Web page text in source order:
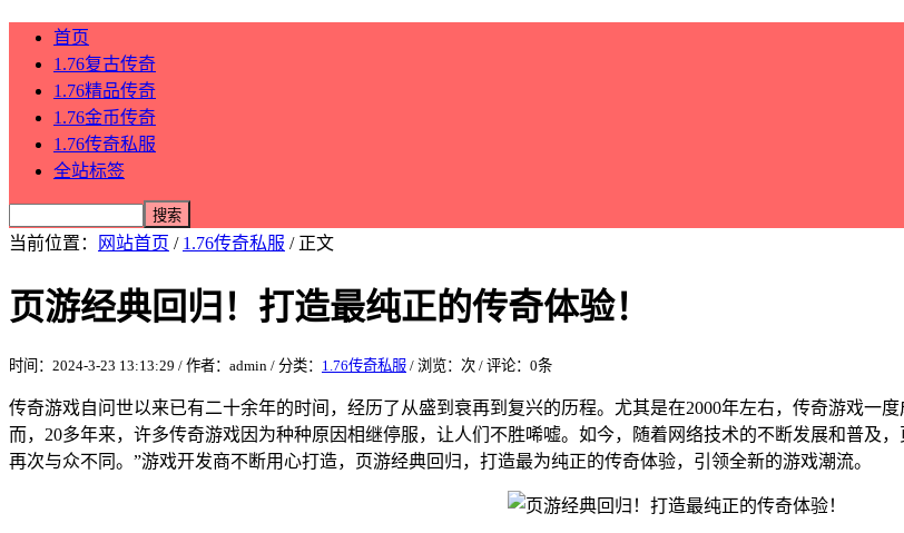
首页
1.76复古传奇
1.76精品传奇
1.76金币传奇
1.76传奇私服
全站标签
当前位置： 网站首页 / 1.76传奇私服 / 正文
页游经典回归！打造最纯正的传奇体验！
时间：2024-3-23 13:13:29 / 作者：admin / 分类： 1.76传奇私服 / 浏览： 次 / 评论：0条
传奇游戏自问世以来已有二十余年的时间，经历了从盛到衰再到复兴的历程。尤其是在2000年左右，传奇游戏一
而，20多年来，许多传奇游戏因为种种原因相继停服，让人们不胜唏嘘。如今，随着网络技术的不断发展和普及
再次与众不同。”游戏开发商不断用心打造，页游经典回归，打造最为纯正的传奇体验，引领全新的游戏潮流。